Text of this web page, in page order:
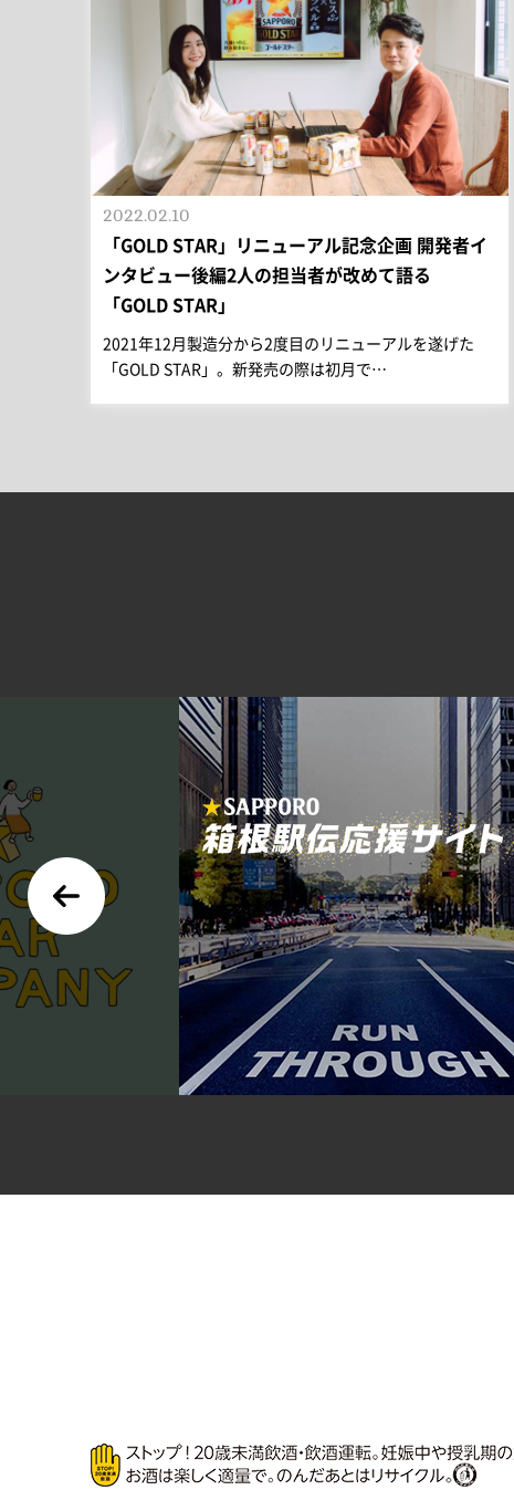
「GOLD STAR」リニューアル記念企画 開発者イ
ンタビュー後編2人の担当者が改めて語る
「GOLD STAR」
2022.02.10
2021年12月製造分から2度目のリニューアルを遂げた
「GOLD STAR」。新発売の際は初月で…